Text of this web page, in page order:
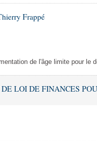
Frappé
de l'âge limite pour le
LOI DE FINANCES